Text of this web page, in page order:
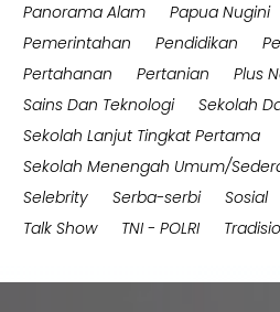
Panorama Alam
Papua Nugini
Pemerintahan
Pendidikan
Pertahanan
Pertanian Plus
Sains Dan Teknologi
Sekolah
Sekolah Lanjut Tingkat Pertama
Sekolah Menengah Umum/
Selebrity
Serba-serbi Sosial
Talk Show
TNI - POLRI